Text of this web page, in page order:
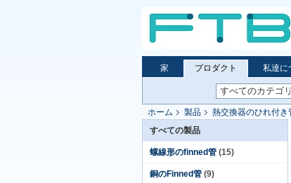
家 プロダクト 私達に
ホーム 製品 熱交換器のひれ付き
すべての製品
螺線形のfinned管 (15)
銅のFinned管 (9)